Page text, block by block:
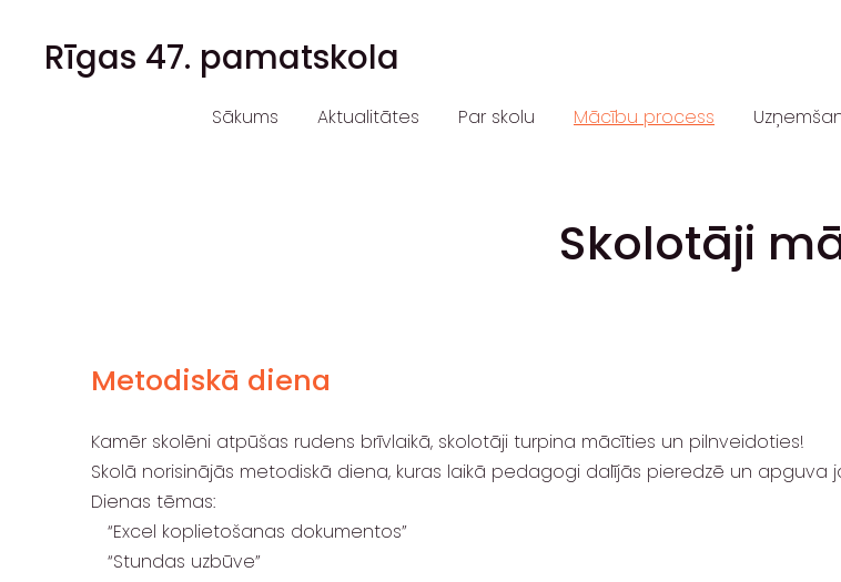
Rīgas 47. pamatskola
Sākums Aktualitātes Par skolu Mācību process
Skolotāji
Metodiskā diena
Kamēr skolēni atpūšas rudens brīvlaikā, skolotāji turpina mācīties un pilnveidoties!
Skolā norisinājās metodiskā diena, kuras laikā pedagogi dalījās pieredzē un apguva
Dienas tēmas:
“Excel koplietošanas dokumentos”
“Stundas uzbūve”